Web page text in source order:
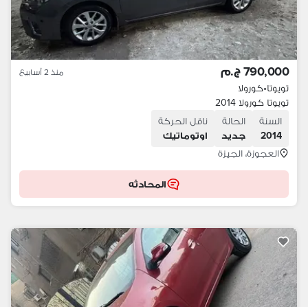
790,000 ج.م منذ 2 أسابيع
تويوتا•كورولا
تويوتا كورولا 2014
السنة
2014
الحالة
جديد
ناقل الحركة
اوتوماتيك
العجوزة، الجيزة
المحادثه